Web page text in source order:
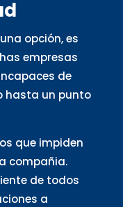
opción, es
empresas
de
hasta un punto
que impiden
compañia.
de todos
a